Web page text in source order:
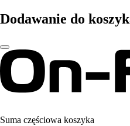
Dodawanie do
Suma częściowa koszyka